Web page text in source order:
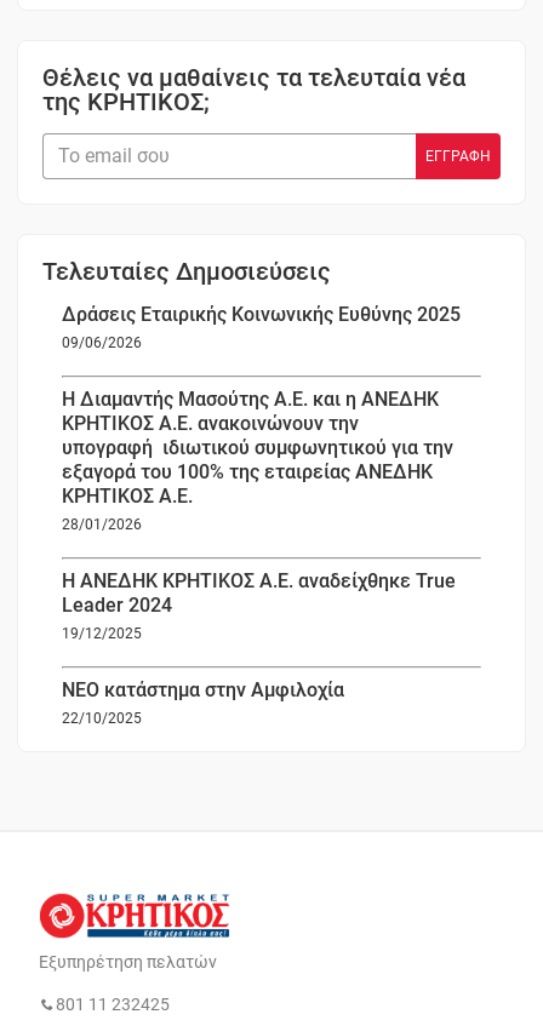
Θέλεις να μαθαίνεις τα τελευταία νέα
της ΚΡΗΤΙΚΟΣ;
Τελευταίες Δημοσιεύσεις
Δράσεις Εταιρικής Κοινωνικής Ευθύνης 2025
09/06/2026
Η Διαμαντής Μασούτης Α.Ε. και η ΑΝΕΔΗΚ
ΚΡΗΤΙΚΟΣ Α.Ε. ανακοινώνουν την
υπογραφή ιδιωτικού συμφωνητικού για την
εξαγορά του 100% της εταιρείας ΑΝΕΔΗΚ
ΚΡΗΤΙΚΟΣ Α.Ε.
28/01/2026
Η ΑΝΕΔΗΚ ΚΡΗΤΙΚΟΣ Α.Ε. αναδείχθηκε True
Leader 2024
19/12/2025
ΝΕΟ κατάστημα στην Αμφιλοχία
22/10/2025
Εξυπηρέτηση πελατών
801 11 232425